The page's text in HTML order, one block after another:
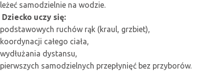
leżeć samodzielnie na wodzie.
Dziecko uczy się:
podstawowych ruchów rąk (kraul, grzbiet),
koordynacji całego ciała,
wydłużania dystansu,
pierwszych samodzielnych przepłynięć bez przyborów.